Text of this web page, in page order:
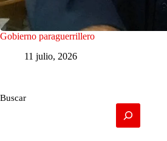
Gobierno paraguerrillero
11 julio, 2026
Buscar